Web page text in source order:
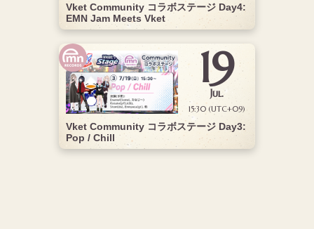
Vket Community コラボステージ Day4:
EMN Jam Meets Vket
Vket Community コラボステージ Day3:
Pop / Chill
19
Jul.
15:30 (UTC+09)